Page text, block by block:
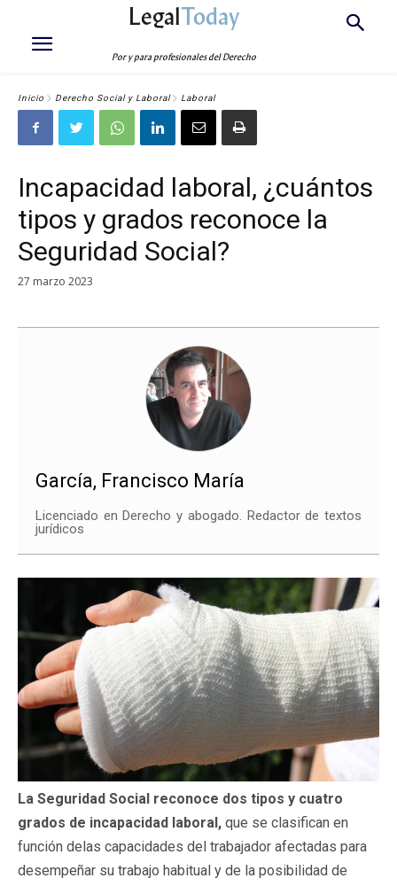
LegalToday
Por y para profesionales del Derecho
Inicio Derecho Social y Laboral Laboral
Incapacidad laboral, ¿cuántos
tipos y grados reconoce la
Seguridad Social?
27 marzo 2023
García, Francisco María
Licenciado en Derecho y abogado. Redactor de textos
jurídicos
La Seguridad Social reconoce dos tipos y cuatro
grados de incapacidad laboral, que se clasifican en
función delas capacidades del trabajador afectadas para
desempeñar su trabajo habitual y de la posibilidad de